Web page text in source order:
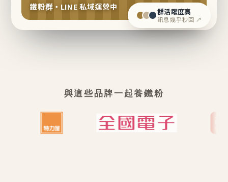
鐵粉群・LINE 私域運營中 群活躍度高
訊息幾乎秒回 ↗
與這些品牌一起養鐵粉